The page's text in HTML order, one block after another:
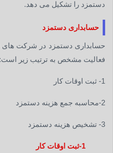
دستمزد را تشکیل می دهد.
حسابداری دستمزد
حسابداری دستمزد در شرکت های
فعالیت مشخص به ترتیب زیر است:
1- ثبت اوقات کار
2-محاسبه جمع هزینه دستمزد
3- تشخیص هزینه دستمزد
1-ثبت اوقات کار